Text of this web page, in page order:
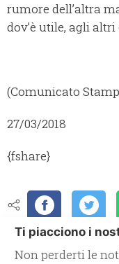
rumore dell’altra
dov’è utile, agli altri
(Comunicato
27/03/2018
{fshare}
Ti piacciono i
Non perderti le